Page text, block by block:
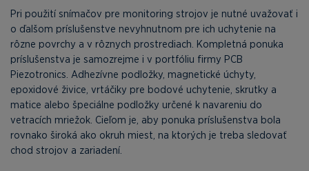
Pri použití snímačov pre monitoring strojov je nutné uvažovať i
o ďalšom príslušenstve nevyhnutnom pre ich uchytenie na
rôzne povrchy a v rôznych prostrediach. Kompletná ponuka
príslušenstva je samozrejme i v portfóliu firmy PCB
Piezotronics. Adhezívne podložky, magnetické úchyty,
epoxidové živice, vrtáčiky pre bodové uchytenie, skrutky a
matice alebo špeciálne podložky určené k navareniu do
vetracích mriežok. Cieľom je, aby ponuka príslušenstva bola
rovnako široká ako okruh miest, na ktorých je treba sledovať
chod strojov a zariadení.